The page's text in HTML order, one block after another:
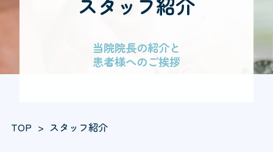
当院院長の紹介と
患者様へのご挨拶
TOP スタッフ紹介